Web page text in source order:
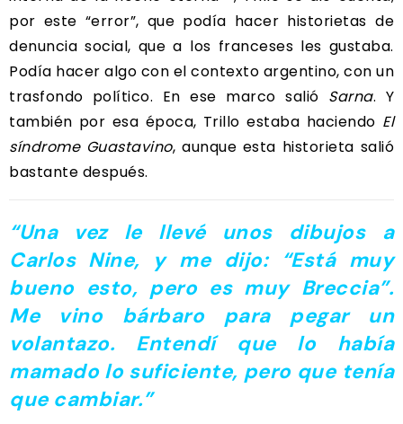
por este “error”, que podía hacer historietas de
denuncia social, que a los franceses les gustaba.
Podía hacer algo con el contexto argentino, con un
trasfondo político. En ese marco salió Sarna. Y
también por esa época, Trillo estaba haciendo El
síndrome Guastavino, aunque esta historieta salió
bastante después.
“Una vez le llevé unos dibujos a
Carlos Nine, y me dijo: “Está muy
bueno esto, pero es muy Breccia”.
Me vino bárbaro para pegar un
volantazo. Entendí que lo había
mamado lo suficiente, pero que tenía
que cambiar.”